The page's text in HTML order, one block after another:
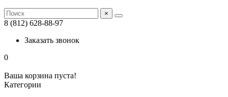
×
8 (812) 628-88-97
Заказать звонок
0
Ваша корзина пуста!
Категории